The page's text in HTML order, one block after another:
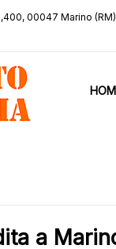
00047 Marino (RM)
a